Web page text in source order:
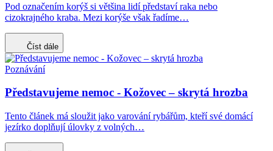
Pod označením korýš si většina lidí představí raka nebo
cizokrajného kraba. Mezi korýše však řadíme…
Číst dále
Poznávání
Představujeme nemoc - Kožovec – skrytá hrozba
Tento článek má sloužit jako varování rybářům, kteří své domácí
jezírko doplňují úlovky z volných…